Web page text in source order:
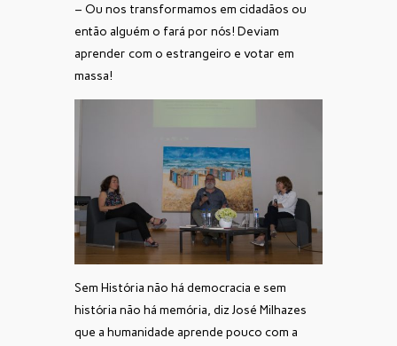
– Ou nos transformamos em cidadãos ou
então alguém o fará por nós! Deviam
aprender com o estrangeiro e votar em
massa!
Sem História não há democracia e sem
história não há memória, diz José Milhazes
que a humanidade aprende pouco com a